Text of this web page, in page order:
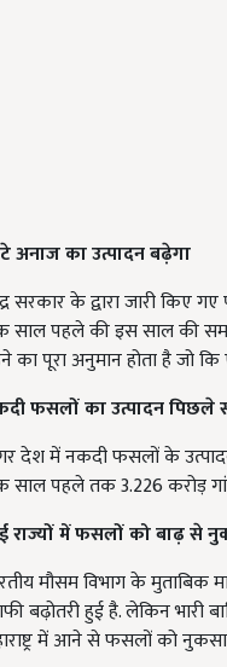
अनाज का उत्पादन बढ़ेगा
सरकार के द्वारा जारी किए
साल पहले की इस साल की
का पूरा अनुमान होता है जो
फसलों का उत्पादन पिछले
देश में नकदी फसलों के
साल पहले तक 3.226 करोड़
राज्यों में फसलों को बाढ़ से
मौसम विभाग के मुताबिक
बढ़ोतरी हुई है. लेकिन भारी
में आने से फसलों को